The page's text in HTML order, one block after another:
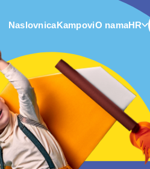
NaslovnicaKampoviO namaHR